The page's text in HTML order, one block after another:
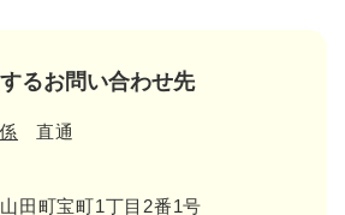
るお問い合わせ先
直通
田町宝町1丁目2番1号